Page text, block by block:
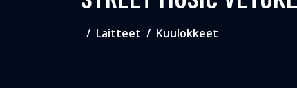
Laitteet Kuulokkeet